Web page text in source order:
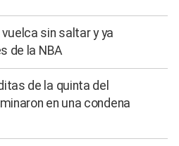
sin saltar y ya
de la NBA
de la quinta del
en una condena